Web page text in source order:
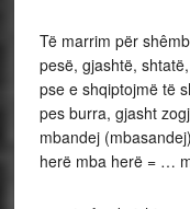
Të marrim për
pesë, gjashtë,
pse e shqiptojmë të
pes burra, gjasht
mbandej
herë mba herë = …